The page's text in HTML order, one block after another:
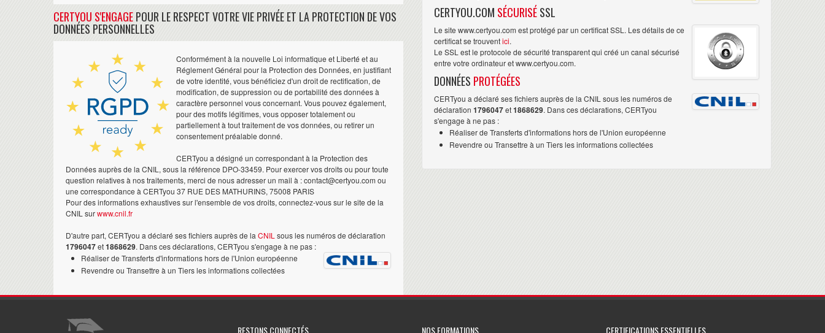
CERTYOU S'ENGAGEPOUR LE RESPECT VOTRE VIE PRIVÉE ET LA PROTECTION DE VOS
DONNÉES PERSONNELLES
Conformément à la nouvelle Loi informatique et Liberté et au
Réglement Général pour la Protection des Données, en justifiant
de votre identité, vous bénéficiez d'un droit de rectification, de
modification, de suppression ou de portabilité des données à
caractère personnel vous concernant. Vous pouvez également,
pour des motifs légitimes, vous opposer totalement ou
partiellement à tout traitement de vos données, ou retirer un
consentement préalable donné.
CERTyou a désigné un correspondant à la Protection des
Données auprès de la CNIL, sous la référence DPO-33459. Pour exercer vos droits ou pour toute
question relatives à nos traitements, merci de nous adresser un mail à : contact@certyou.com ou
une correspondance à CERTyou 37 RUE DES MATHURINS, 75008 PARIS
Pour des informations exhaustives sur l'ensemble de vos droits, connectez-vous sur le site de la
CNIL surwww.cnil.fr
D'autre part, CERTyou a déclaré ses fichiers auprès de la CNIL sous les numéros de déclaration
1796047et1868629. Dans ces déclarations, CERTyou s'engage à ne pas :
Réaliser de Transferts d'informations hors de l'Union européenne
Revendre ou Transettre à un Tiers les informations collectées
CERTYOU.COM SÉCURISÉSSL
Le site www.certyou.com est protégé par un certificat SSL. Les détails de ce
certificat se trouventici.
Le SSL est le protocole de sécurité transparent qui créé un canal sécurisé
entre votre ordinateur et www.certyou.com.
DONNÉES PROTÉGÉES
CERTyou a déclaré ses fichiers auprès de la CNIL sous les numéros de
déclaration 1796047et1868629. Dans ces déclarations, CERTyou
s'engage à ne pas :
Réaliser de Transferts d'informations hors de l'Union européenne
Revendre ou Transettre à un Tiers les informations collectées
RESTONS CONNECTÉS NOS FORMATIONS CERTIFICATIONS ESSENTIELLES